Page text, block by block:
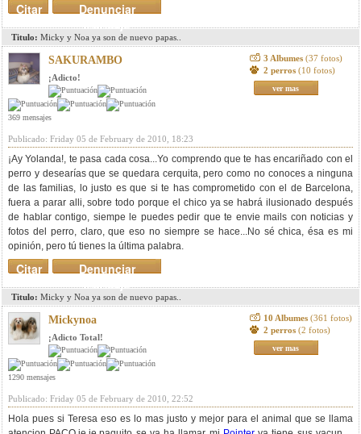
Denunciar
mensaje
Citar
Titulo: Micky y Noa ya son de nuevo papas..
SAKURAMBO
¡Adicto!
369 mensajes
3 Albumes (37 fotos)
2 perros (10 fotos)
ver mas
Publicado: Friday 05 de February de 2010, 18:23
¡Ay Yolanda!, te pasa cada cosa...Yo comprendo que te has encariñado con el
perro y desearías que se quedara cerquita, pero como no conoces a ninguna
de las familias, lo justo es que si te has comprometido con el de Barcelona,
fuera a parar alli, sobre todo porque el chico ya se habrá ilusionado después
de hablar contigo, siempe le puedes pedir que te envie mails con noticias y
fotos del perro, claro, que eso no siempre se hace...No sé chica, ésa es mi
opinión, pero tú tienes la última palabra.
Denunciar
mensaje
Citar
Titulo: Micky y Noa ya son de nuevo papas..
Mickynoa
¡Adicto Total!
1290 mensajes
10 Albumes (361 fotos)
2 perros (2 fotos)
ver mas
Publicado: Friday 05 de February de 2010, 22:52
Hola pues si Teresa eso es lo mas justo y mejor para el animal que se llama